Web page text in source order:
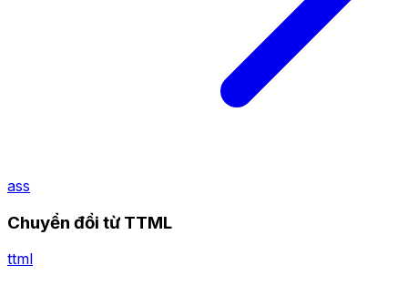
ass
Chuyển đổi từ TTML
ttml